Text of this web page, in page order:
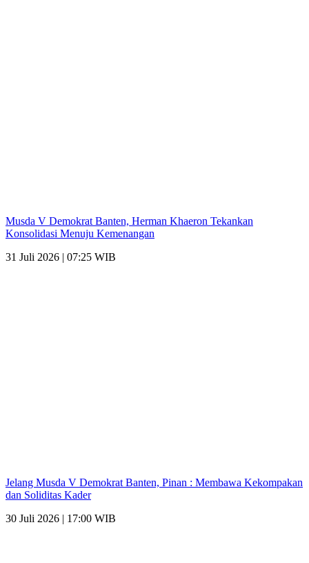
Musda V Demokrat Banten, Herman Khaeron Tekankan
Konsolidasi Menuju Kemenangan
31 Juli 2026 | 07:25 WIB
Jelang Musda V Demokrat Banten, Pinan : Membawa Kekompakan
dan Soliditas Kader
30 Juli 2026 | 17:00 WIB